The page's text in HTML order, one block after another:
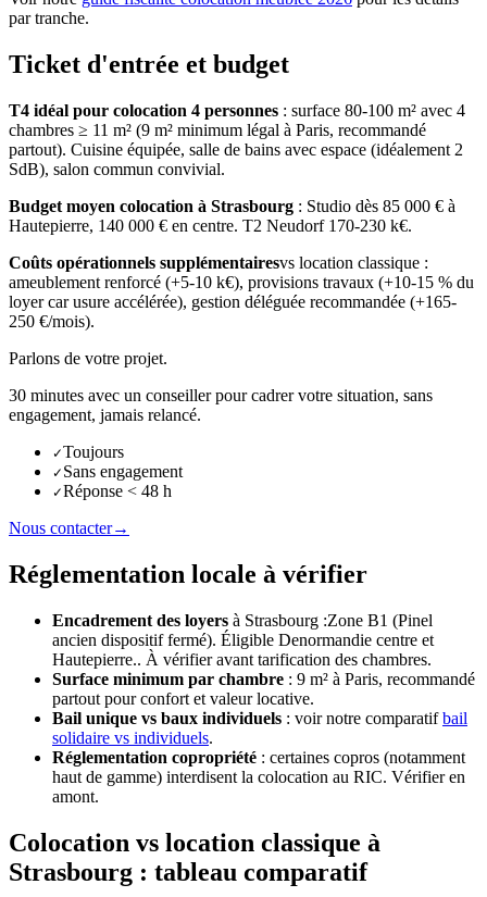
par tranche.
Ticket d'entrée et budget
T4 idéal pour colocation 4 personnes : surface 80-100 m² avec 4
chambres ≥ 11 m² (9 m² minimum légal à Paris, recommandé
partout). Cuisine équipée, salle de bains avec espace (idéalement 2
SdB), salon commun convivial.
Budget moyen colocation à Strasbourg : Studio dès 85 000 € à
Hautepierre, 140 000 € en centre. T2 Neudorf 170-230 k€.
Coûts opérationnels supplémentairesvs location classique :
ameublement renforcé (+5-10 k€), provisions travaux (+10-15 % du
loyer car usure accélérée), gestion déléguée recommandée (+165-
250 €/mois).
Parlons de votre projet.
30 minutes avec un conseiller pour cadrer votre situation, sans
engagement, jamais relancé.
✓Toujours
✓ Sans engagement
✓Réponse < 48 h
Nous contacter→
Réglementation locale à vérifier
Encadrement des loyers à Strasbourg :Zone B1 (Pinel
ancien dispositif fermé). Éligible Denormandie centre et
Hautepierre.. À vérifier avant tarification des chambres.
Surface minimum par chambre : 9 m² à Paris, recommandé
partout pour confort et valeur locative.
Bail unique vs baux individuels : voir notre comparatifbail
solidaire vs individuels.
Réglementation copropriété : certaines copros (notamment
haut de gamme) interdisent la colocation au RIC. Vérifier en
amont.
Colocation vs location classique à
Strasbourg : tableau comparatif